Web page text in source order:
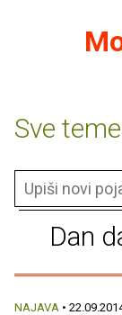
Sve teme
Dan
NAJAVA •